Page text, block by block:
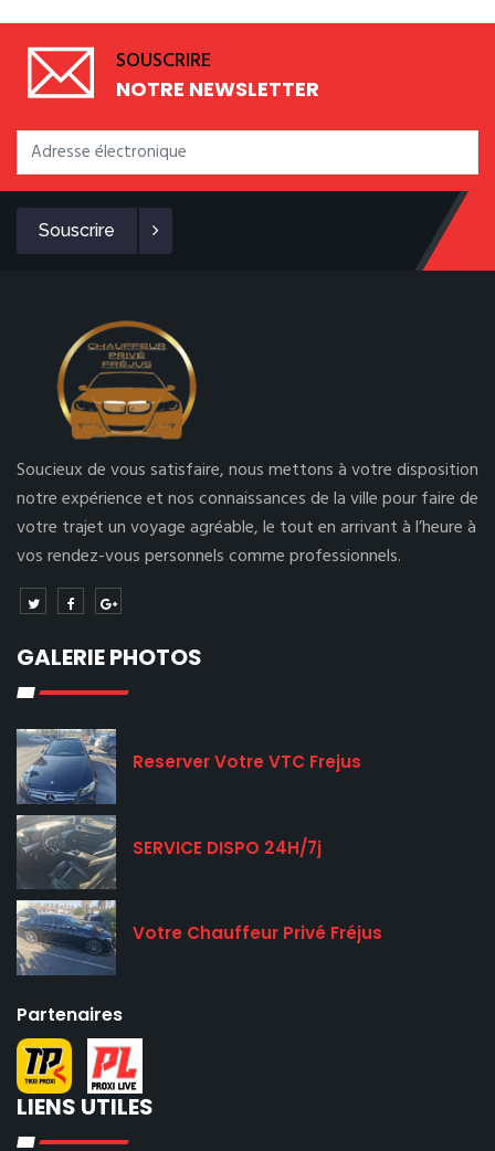
SOUSCRIRE
NOTRE NEWSLETTER
Souscrire
Soucieux de vous satisfaire, nous mettons à votre disposition
notre expérience et nos connaissances de la ville pour faire de
votre trajet un voyage agréable, le tout en arrivant à l’heure à
vos rendez-vous personnels comme professionnels.
GALERIE PHOTOS
Reserver Votre VTC Frejus
SERVICE DISPO 24H/7j
Votre Chauffeur Privé Fréjus
Partenaires
LIENS UTILES